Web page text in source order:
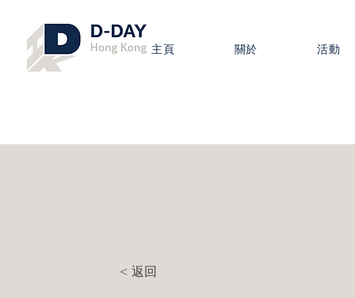
主頁 關於 活動
< 返回